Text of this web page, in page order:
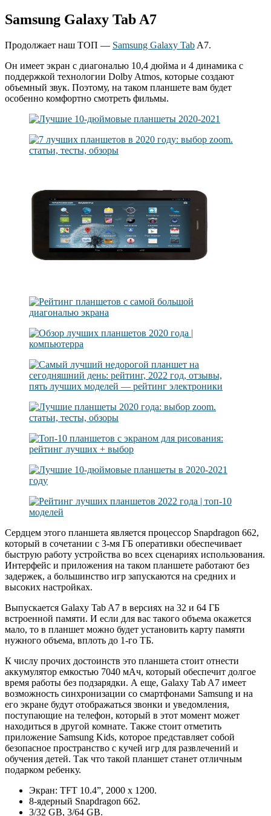
Samsung Galaxy Tab A7
Продолжает наш ТОП — Samsung Galaxy Tab A7.
Он имеет экран с диагональю 10,4 дюйма и 4 динамика с
поддержкой технологии Dolby Atmos, которые создают
объемный звук. Поэтому, на таком планшете вам будет
особенно комфортно смотреть фильмы.
Сердцем этого планшета является процессор Snapdragon 662,
который в сочетании с 3-мя ГБ оперативки обеспечивает
быструю работу устройства во всех сценариях использования.
Интерфейс и приложения на таком планшете работают без
задержек, а большинство игр запускаются на средних и
высоких настройках.
Выпускается Galaxy Tab A7 в версиях на 32 и 64 ГБ
встроенной памяти. И если для вас такого объема окажется
мало, то в планшет можно будет установить карту памяти
нужного объема, вплоть до 1-го ТБ.
К числу прочих достоинств это планшета стоит отнести
аккумулятор емкостью 7040 мАч, который обеспечит долгое
время работы без подзарядки. А еще, Galaxy Tab A7 имеет
возможность синхронизации со смартфонами Samsung и на
его экране будут отображаться звонки и уведомления,
поступающие на телефон, который в этот момент может
находиться в другой комнате. Также стоит отметить
приложение Samsung Kids, которое представляет собой
безопасное пространство с кучей игр для развлечений и
обучения детей. Так что такой планшет станет отличным
подарком ребенку.
Экран: TFT 10.4”, 2000 x 1200.
8-ядерный Snapdragon 662.
3/32 GB, 3/64 GB.